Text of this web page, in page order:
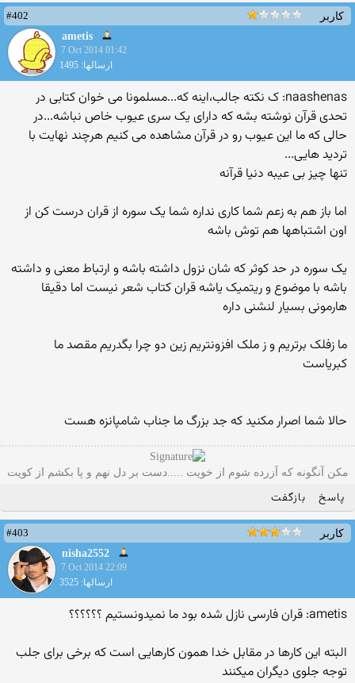
کاربر
#402
ametis
7 Oct 2014 01:42
ارسالها: 1495
naashenas: ک نکته جالب،اینه که...مسلمونا می خوان کتابی در
تحدی قرآن نوشته بشه که دارای یک سری عیوب خاص نباشه...در
حالی که ما این عیوب رو در قرآن مشاهده می کنیم هرچند نهایت با
تردید هایی...
تنها چیز بی عیبه دنیا قرآنه
اما باز هم به زعم شما کاری نداره شما یک سوره از قران درست کن از
اون اشتباهها هم توش باشه
یک سوره در حد کوثر که شان نزول داشته باشه و ارتباط معنی و داشته
باشه با موضوع و ریتمیک یاشه قران کتاب شعر نیست اما دقیقا
هارمونی بسیار لنشنی داره
ما زفلک برتریم و ز ملک افزونتریم زین دو چرا بگدریم مقصد ما
کبریاست
حالا شما اصرار مکنید که جد بزرگ ما جناب شامپانزه هست
مکن آنگونه که آزرده شوم از خویت .....دست بر دل نهم و پا بکشم از کویت
پاسخ بازگفت
کاربر
#403
nisha2552
7 Oct 2014 22:09
ارسالها: 3525
ametis: قران فارسی نازل شده بود ما نمیدونستیم ؟؟؟؟؟؟
البته این کارها در مقابل خدا همون کارهایی است که برخی برای جلب
توجه جلوی دیگران میکنند